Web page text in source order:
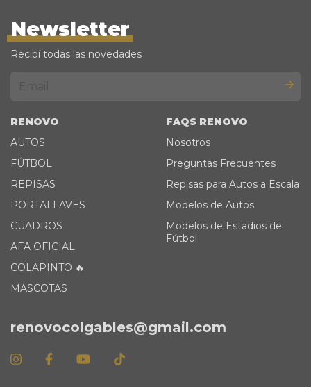
Newsletter
Recibí todas las novedades
RENOVO
AUTOS
FÚTBOL
REPISAS
PORTALLAVES
CUADROS
AFA OFICIAL
COLAPINTO 🔥
MASCOTAS
FAQS RENOVO
Nosotros
Preguntas Frecuentes
Repisas para Autos a Escala
Modelos de Autos
Modelos de Estadios de
Fútbol
renovocolgables@gmail.com